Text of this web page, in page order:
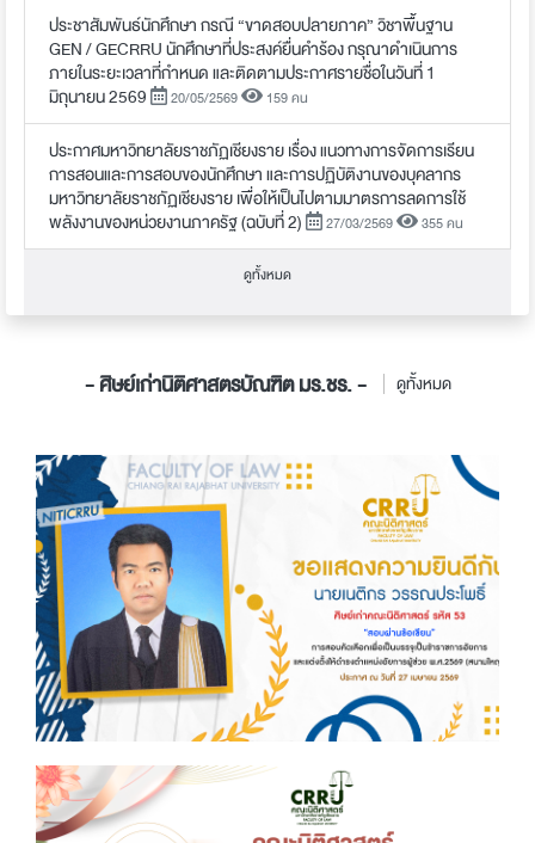
ประชาสัมพันธ์นักศึกษา กรณี “ขาดสอบปลายภาค” วิชาพื้นฐาน
GEN / GECRRU นักศึกษาที่ประสงค์ยื่นคำร้อง กรุณาดำเนินการ
ภายในระยะเวลาที่กำหนด และติดตามประกาศรายชื่อในวันที่ 1
มิถุนายน 2569
20/05/2569 159 คน
ประกาศมหาวิทยาลัยราชภัฏเชียงราย เรื่อง แนวทางการจัดการเรียน
การสอนและการสอบของนักศึกษา และการปฏิบัติงานของบุคลากร
มหาวิทยาลัยราชภัฏเชียงราย เพื่อให้เป็นไปตามมาตรการลดการใช้
พลังงานของหน่วยงานภาครัฐ (ฉบับที่ 2)
27/03/2569 355 คน
ดูทั้งหมด
- ศิษย์เก่านิติศาสตรบัณฑิต มร.ชร. - ดูทั้งหมด